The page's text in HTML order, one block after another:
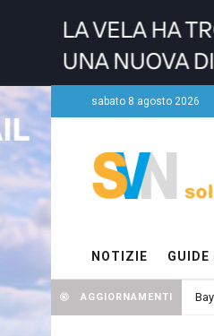
sabato 8 agosto 2026
NOTIZIE GUIDE
AGGIORNAMENTI